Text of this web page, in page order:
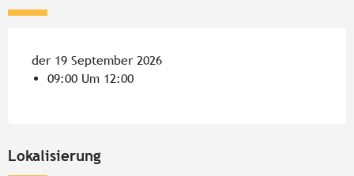
der 19 September 2026
09:00 Um 12:00
Lokalisierung